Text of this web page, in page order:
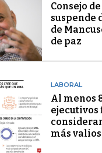
Consejo
suspende
de
de paz
LABORAL
Al menos
más